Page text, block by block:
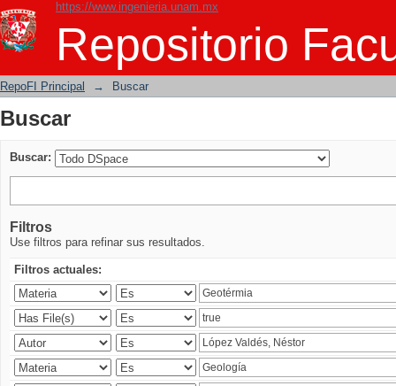
https://www.ingenieria.unam.mx
Repositorio
Buscar
RepoFI Principal → Buscar
Buscar
Buscar:
Filtros
Use filtros para refinar sus resultados.
Filtros actuales: